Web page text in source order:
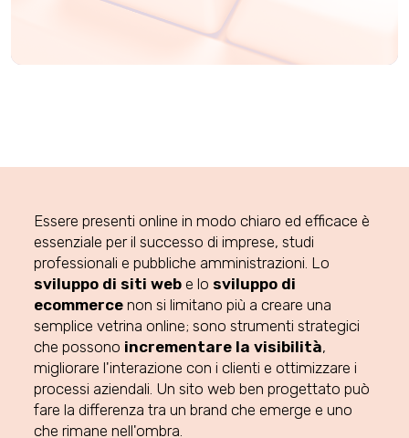
Essere presenti online in modo chiaro ed efficace è
essenziale per il successo di imprese, studi
professionali e pubbliche amministrazioni. Lo
sviluppo di siti web e lo sviluppo di
ecommerce non si limitano più a creare una
semplice vetrina online; sono strumenti strategici
che possono incrementare la visibilità,
migliorare l'interazione con i clienti e ottimizzare i
processi aziendali. Un sito web ben progettato può
fare la differenza tra un brand che emerge e uno
che rimane nell'ombra.